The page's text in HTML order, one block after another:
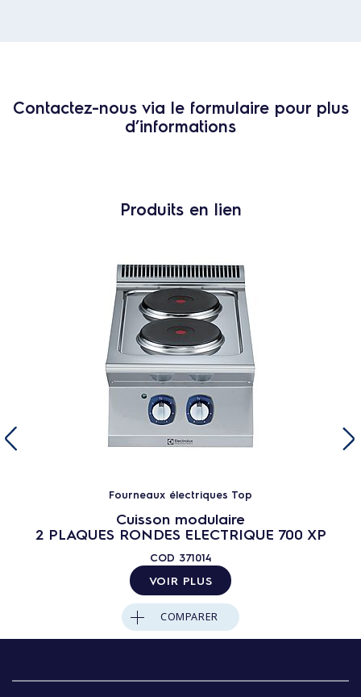
Contactez-nous via le formulaire pour plus
d’informations
Produits en lien
Fourneaux électriques Top
Cuisson modulaire
2 PLAQUES RONDES ELECTRIQUE 700 XP
COD 371014
VOIR PLUS
COMPARER